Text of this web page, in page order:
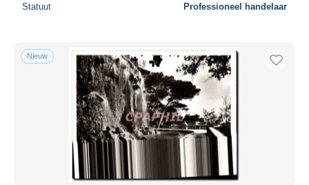
Statuut Professioneel handelaar
Nieuw